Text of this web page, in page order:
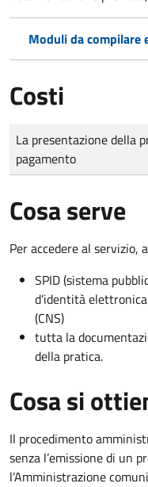
Moduli da compilare
Costi
Tipo di pagamento
Importo
La presentazione della
pagamento
Cosa serve
Per accedere al servizio,
SPID (sistema
d’identità
(CNS)
tutta la
della pratica.
Cosa si
Il procedimento
senza l’emissione di un
l’Amministrazione